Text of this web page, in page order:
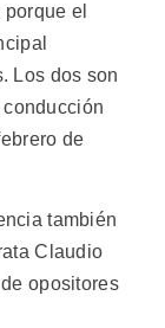
el
Los dos son
de
también
Claudio
opositores